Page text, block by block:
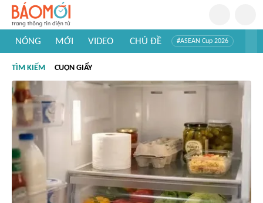
NÓNG MỚI VIDEO CHỦ ĐỀ #ASEAN Cup 2026
#Khám phá thế giới
TÌM KIẾM CUỘN GIẤY